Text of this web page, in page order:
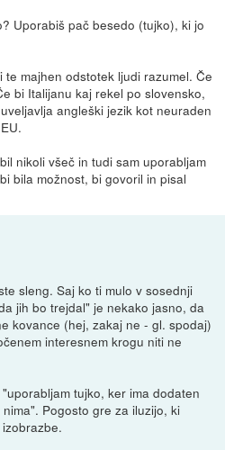
Uporabiš pač besedo (tujko), ki jo
majhen odstotek ljudi razumel. Če
bi Italijanu kaj rekel po slovensko,
angleški jezik kot neuraden
nikoli všeč in tudi sam uporabljam
bila možnost, bi govoril in pisal
sleng. Saj ko ti mulo v sosednji
jih bo trejdal" je nekako jasno, da
kovance (hej, zakaj ne - gl. spodaj)
interesnem krogu niti ne
tujko, ker ima dodaten
Pogosto gre za iluzijo, ki